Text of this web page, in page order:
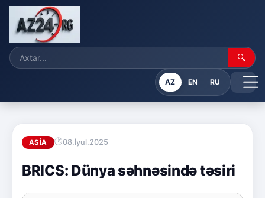
🔍
AZ EN RU
ASIA 08.İyul.2025
BRICS: Dünya səhnəsində təsiri